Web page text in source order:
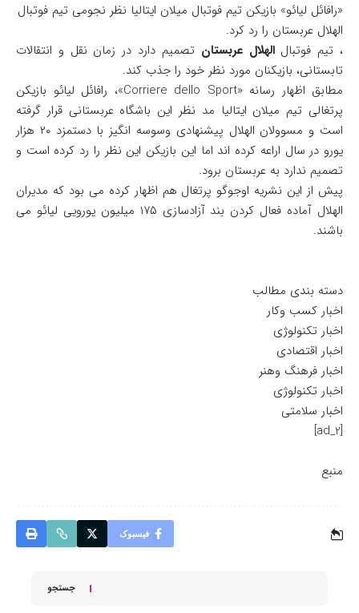
«رافائل لیائو» بازیکن تیم فوتبال میلان ایتالیا نظر نجومی تیم فوتبال
الهلال عربستان را رد کرد.
، تیم فوتبالالهلال عربستان تصمیم دارد در زمان نقل و انتقالات
تابستانی، بازیکنان مورد نظر خود را جذب کند.
مطابق اظهار رسانه «Corriere dello Sport»، رافائل لیائو بازیکن
پرتغالی تیم میلان ایتالیا مد نظر این باشگاه عربستانی قرار گرفته
است و مسوولان الهلال پیشنهادی وسوسه انگیز با دستمزد ۲۰ هزار
یورو در سال اراعه کرده اند اما این بازیکن این نظر را رد کرده است و
تصمیم ندارد به عربستان برود.
پیش از این نشریه اوجوگو پرتغال هم اظهار کرده می بود که مدیران
الهلال آماده فعال کردن بند آزادسازی ۱۷۵ میلیون یورویی لیائو می
باشند.
دسته بندی مطالب
اخبار کسب وکار
اخبار تکنولوژی
اخبار اقتصادی
اخبار فرهنگ وهنر
اخبار تکنولوژی
اخبار سلامتی
[ad_2]
منبع
فیسبوک
جستجو